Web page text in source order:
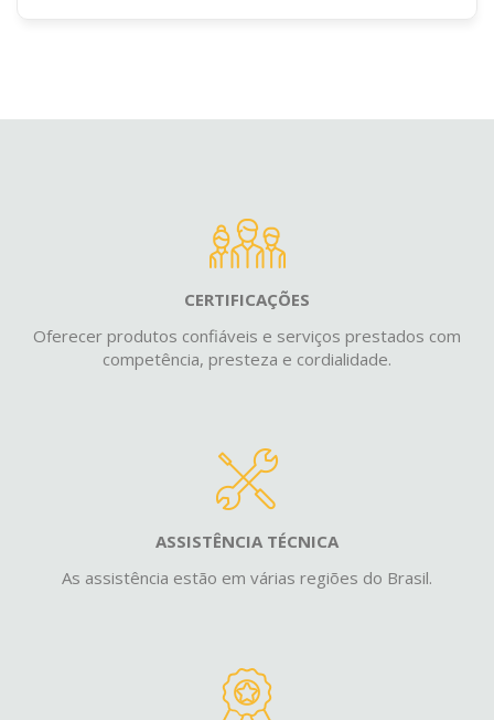
CERTIFICAÇÕES
Oferecer produtos confiáveis e serviços prestados com
competência, presteza e cordialidade.
ASSISTÊNCIA TÉCNICA
As assistência estão em várias regiões do Brasil.